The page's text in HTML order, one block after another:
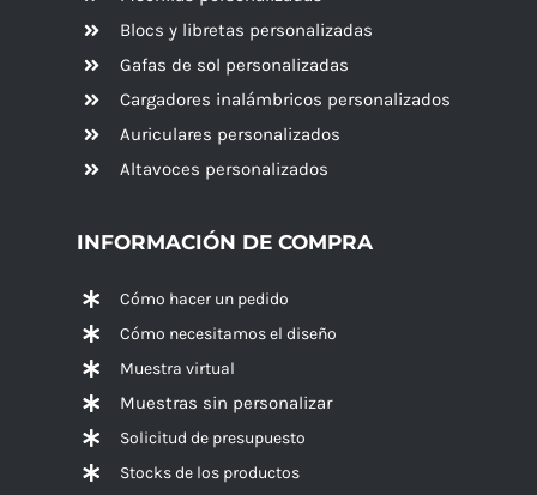
Blocs y libretas personalizadas
Gafas de sol personalizadas
Cargadores inalámbricos personalizados
Auriculares personalizados
Altavoces personalizados
INFORMACIÓN DE COMPRA
Cómo hacer un pedido
Cómo necesitamos el diseño
Muestra virtual
Muestras sin personalizar
Solicitud de presupuesto
Stocks de los productos